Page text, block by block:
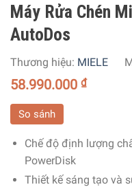
Máy Rửa Chén
AutoDos
Thương hiệu: MIELE
58.990.000 ₫
So sánh
Chế độ định lượng
PowerDisk
Thiết kế sáng tạo và